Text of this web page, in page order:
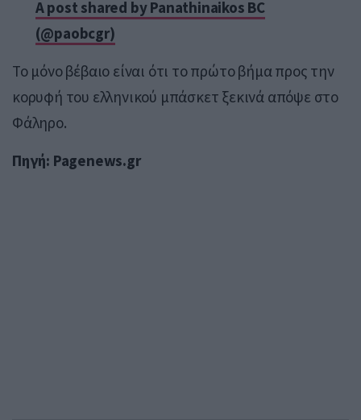
A post shared by Panathinaikos BC
(@paobcgr)
Το μόνο βέβαιο είναι ότι το πρώτο βήμα προς την
κορυφή του ελληνικού μπάσκετ ξεκινά απόψε στο
Φάληρο.
Πηγή: Pagenews.gr